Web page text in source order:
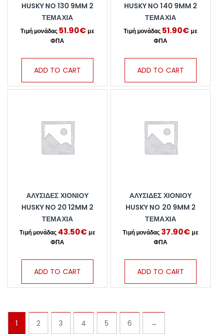
HUSKY NO 130 9MM 2
ΤΕΜΆΧΙΑ
51.90€
ADD TO CART
HUSKY NO 140 9MM 2
ΤΕΜΆΧΙΑ
51.90€
ADD TO CART
ΑΛΥΣΊΔΕΣ ΧΙΟΝΙΟΎ
HUSKY NO 20 12MM 2
ΤΕΜΆΧΙΑ
43.50€
ADD TO CART
ΑΛΥΣΊΔΕΣ ΧΙΟΝΙΟΎ
HUSKY NO 20 9MM 2
ΤΕΜΆΧΙΑ
37.90€
ADD TO CART
1 2 3 4 5 6 →